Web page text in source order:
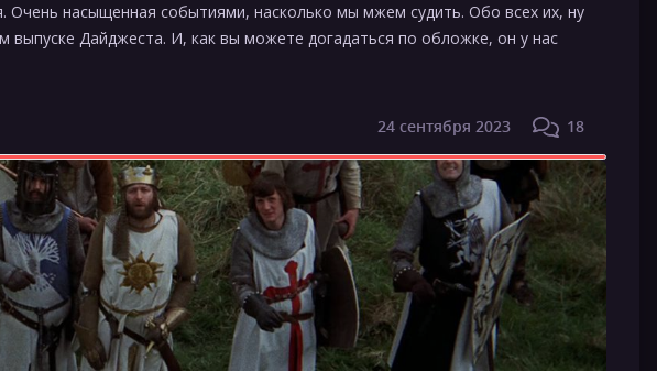
Очень насыщенная событиями, насколько мы мжем судить. Обо всех их, ну
Дайджеста. И, как вы можете догадаться по обложке, он у нас
24 сентября 2023 18